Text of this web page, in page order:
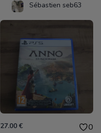
Sébastien seb63
27.00 € 0